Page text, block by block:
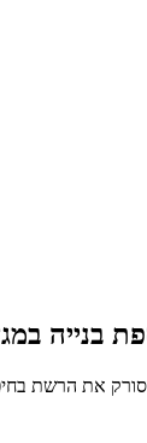
בנייה
את הרשת